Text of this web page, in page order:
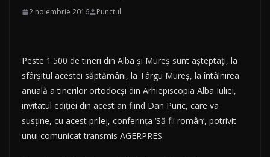
2 noiembrie 2016 Punctul
Peste 1.500 de tineri din Alba şi Mureş sunt aşteptaţi, la
sfârşitul acestei săptămâni, la Târgu Mureş, la întâlnirea
anuală a tinerilor ortodocşi din Arhiepiscopia Alba Iuliei,
invitatul ediţiei din acest an fiind Dan Puric, care va
susţine, cu acest prilej, conferinţa ‘Să fii român’, potrivit
unui comunicat transmis AGERPRES.